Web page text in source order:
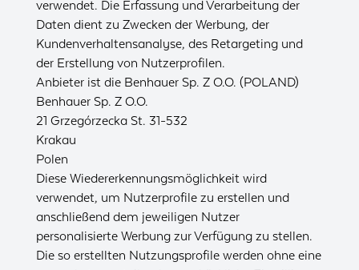
verwendet. Die Erfassung und Verarbeitung der
Daten dient zu Zwecken der Werbung, der
Kundenverhaltensanalyse, des Retargeting und
der Erstellung von Nutzerprofilen.
Anbieter ist die Benhauer Sp. Z O.O. (POLAND)
Benhauer Sp. Z O.O.
21 Grzegórzecka St. 31-532
Krakau
Polen
Diese Wiedererkennungsmöglichkeit wird
verwendet, um Nutzerprofile zu erstellen und
anschließend dem jeweiligen Nutzer
personalisierte Werbung zur Verfügung zu stellen.
Die so erstellten Nutzungsprofile werden ohne eine